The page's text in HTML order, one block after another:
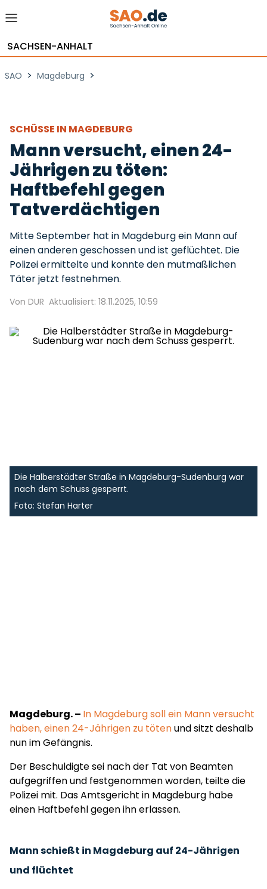
SACHSEN-ANHALT
SAO > Magdeburg >
SCHÜSSE IN MAGDEBURG
Mann versucht, einen 24-
Jährigen zu töten:
Haftbefehl gegen
Tatverdächtigen
Mitte September hat in Magdeburg ein Mann auf
einen anderen geschossen und ist geflüchtet. Die
Polizei ermittelte und konnte den mutmaßlichen
Täter jetzt festnehmen.
Von DUR Aktualisiert: 18.11.2025, 10:59
Die Halberstädter Straße in Magdeburg-Sudenburg war
nach dem Schuss gesperrt.
Foto: Stefan Harter
Magdeburg. – In Magdeburg soll ein Mann versucht
haben, einen 24-Jährigen zu tötenund sitzt deshalb
nun im Gefängnis.
Der Beschuldigte sei nach der Tat von Beamten
aufgegriffen und festgenommen worden, teilte die
Polizei mit. Das Amtsgericht in Magdeburg habe
einen Haftbefehl gegen ihn erlassen.
Mann schießt in Magdeburg auf 24-Jährigen
und flüchtet